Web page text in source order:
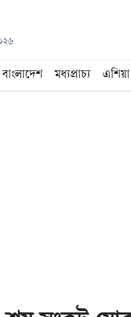
বাংলাদেশ মধ্যপ্রাচ্য এশিয়া